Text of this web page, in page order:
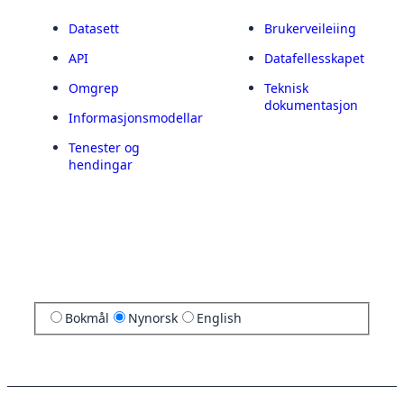
Datasett
API
Omgrep
Informasjonsmodellar
Tenester og
hendingar
Brukerveileiing
Datafellesskapet
Teknisk
dokumentasjon
Bokmål Nynorsk English